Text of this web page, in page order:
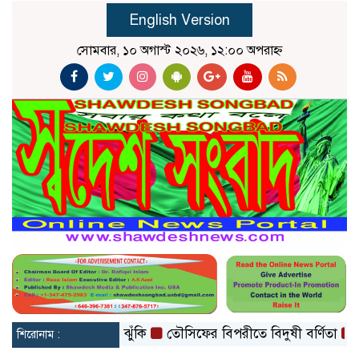
English Version
সোমবার, ১০ অগাস্ট ২০২৬, ১২:০০ অপরাহ্ন
শিরোনাম :
হৃদরোগের ঝুঁকি তৌসিফের বিপরীতে বিদুষী বর্ণিতা